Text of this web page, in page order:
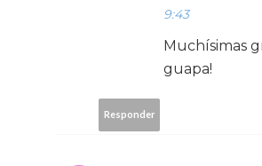
9:43
Muchísimas
guapa!
Responder